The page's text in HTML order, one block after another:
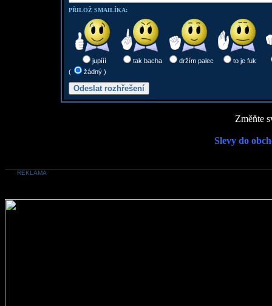
PŘILOŽ SMAILÍKA:
jupííí tak bacha držím palec
to je fuk
(
žádný )
Změňte
Slevy do
REKLAMA